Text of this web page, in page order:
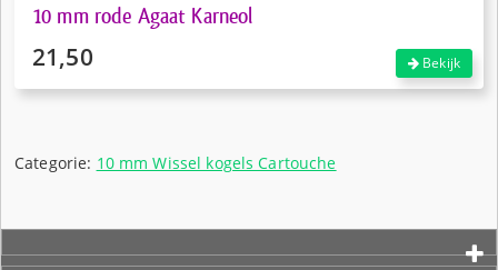
10 mm rode Agaat Karneol
21,50 Bekijk
Categorie: 10 mm Wissel kogels Cartouche